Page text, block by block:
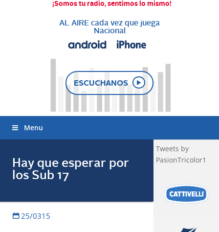
AL AIRE cada vez que juega
Nacional
ESCUCHANOS
Menu
Hay que esperar por
los Sub 17
25/0315
Tweets by
PasionTricolor1